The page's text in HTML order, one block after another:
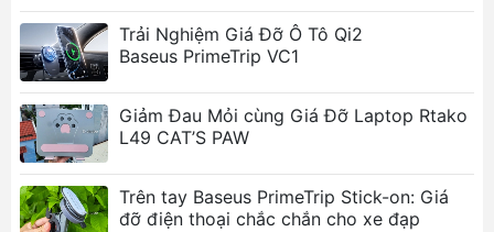
tuyệt đối. Nam châm mạnh mẽ cho các dòng
điện thoại hỗ trợ từ tính (như iPhone với
MagSafe) và Kẹp chắc chắn cho các dòng
máy khác, loại bỏ hoàn toàn nỗi lo rơi rớt hay
rung lắc khi đang quay chụp.
Điều Khiển Từ Xa Bluetooth Tiện Lợi: Remote
Bluetooth có thể tháo rời cho phép bạn chụp
ảnh, quay video từ khoảng cách xa (lên đến
Trải Nghiệm Giá Đỡ Ô Tô Qi2
Baseus PrimeTrip VC1
Giảm Đau Mỏi cùng Giá Đỡ Laptop Rtako
L49 CAT’S PAW
Trên tay Baseus PrimeTrip Stick-on: Giá
đỡ điện thoại chắc chắn cho xe đạp